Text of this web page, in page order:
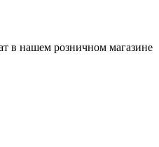
в нашем розничном магазине